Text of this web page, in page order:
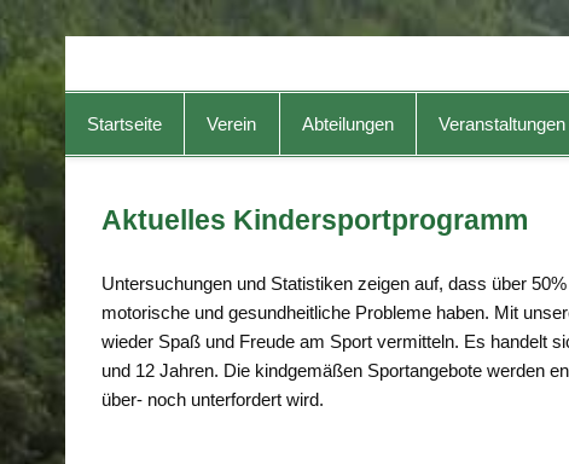
Startseite Verein Abteilungen Veranstaltungen
Aktuelles Kindersportprogramm
Untersuchungen und Statistiken zeigen auf, dass über
motorische und gesundheitliche Probleme haben. Mit
wieder Spaß und Freude am Sport vermitteln. Es handelt
und 12 Jahren. Die kindgemäßen Sportangebote werden
über- noch unterfordert wird.